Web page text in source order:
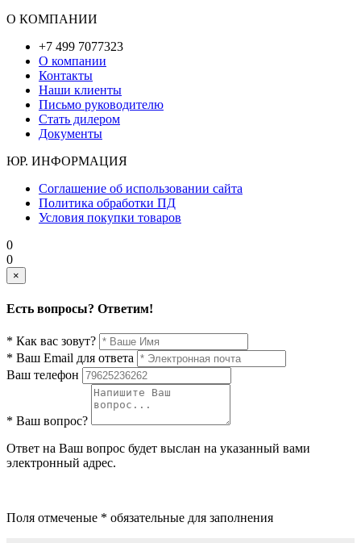
О КОМПАНИИ
+7 499 7077323
О компании
Контакты
Наши клиенты
Письмо руководителю
Стать дилером
Документы
ЮР. ИНФОРМАЦИЯ
Соглашение об использовании сайта
Политика обработки ПД
Условия покупки товаров
0
0
×
Есть вопросы? Ответим!
* Как вас зовут?
* Ваш Email для ответа
Ваш телефон
* Ваш вопрос?
Ответ на Ваш вопрос будет выслан на указанный вами
электронный адрес.
Поля отмеченые * обязательные для заполнения